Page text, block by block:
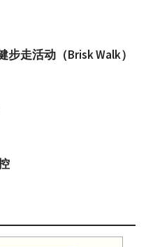
走活动（Brisk Walk）